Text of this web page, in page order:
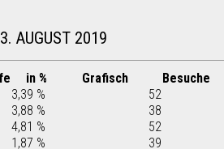
AUGUST 2019
in % Grafisch Besuche
3,39 % 52
3,88 % 38
4,81 % 52
1,87 % 39